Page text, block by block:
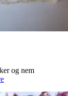
og nem